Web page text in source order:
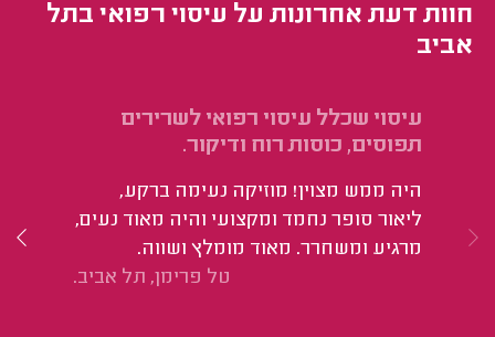
חוות דעת אחרונות על עיסוי רפואי בתל
אביב
עיסוי שכלל עיסוי רפואי לשרירים
תפוסים, כוסות רוח ודיקור.
היה ממש מצוין! מוזיקה נעימה ברקע,
ליאור סופר נחמד ומקצועי והיה מאוד נעים,
מרגיע ומשחרר. מאוד מומלץ ושווה.
טל פרימן, תל אביב.